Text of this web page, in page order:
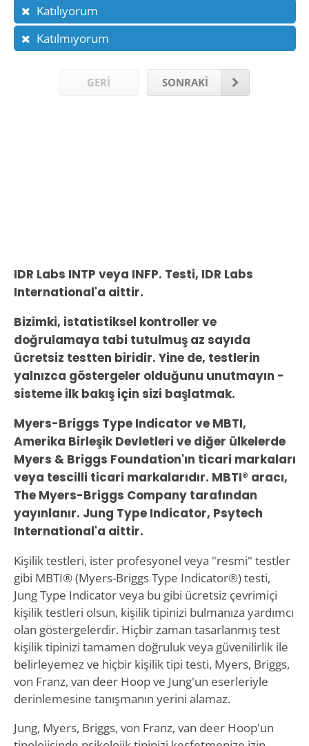
Katılıyorum
Katılmıyorum
GERİ SONRAKİ
IDR Labs INTP veya INFP. Testi, IDR Labs
International'a aittir.
Bizimki, istatistiksel kontroller ve
doğrulamaya tabi tutulmuş az sayıda
ücretsiz testten biridir. Yine de, testlerin
yalnızca göstergeler olduğunu unutmayın -
sisteme ilk bakış için sizi başlatmak.
Myers-Briggs Type Indicator ve MBTI,
Amerika Birleşik Devletleri ve diğer ülkelerde
Myers & Briggs Foundation'ın ticari markaları
veya tescilli ticari markalarıdır. MBTI® aracı,
The Myers-Briggs Company tarafından
yayınlanır. Jung Type Indicator, Psytech
International'a aittir.
Kişilik testleri, ister profesyonel veya "resmi" testler
gibi MBTI® (Myers-Briggs Type Indicator®) testi,
Jung Type Indicator veya bu gibi ücretsiz çevrimiçi
kişilik testleri olsun, kişilik tipinizi bulmanıza yardımcı
olan göstergelerdir. Hiçbir zaman tasarlanmış test
kişilik tipinizi tamamen doğruluk veya güvenilirlik ile
belirleyemez ve hiçbir kişilik tipi testi, Myers, Briggs,
von Franz, van deer Hoop ve Jung'un eserleriyle
derinlemesine tanışmanın yerini alamaz.
Jung, Myers, Briggs, von Franz, van deer Hoop'un